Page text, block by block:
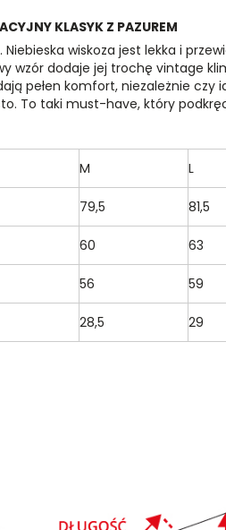
KLASYK Z PAZUREM
wiskoza jest lekka i
wzór dodaje jej trochę vintage
pełen komfort, niezależnie czy
To taki must-have, który
M L
79,5 81,5
60 63
56 59
28,5 29